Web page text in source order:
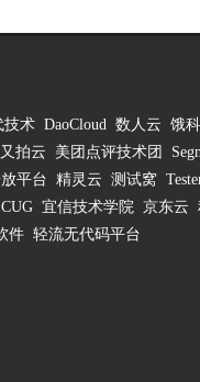
技术 DaoCloud 数人云 饿
又拍云 美团点评技术团
平台 精灵云 测试窝
宜信技术学院 京东云
件 轻流无代码平台